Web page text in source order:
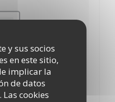
y sus socios
en este sitio,
implicar la
de datos
Las cookies